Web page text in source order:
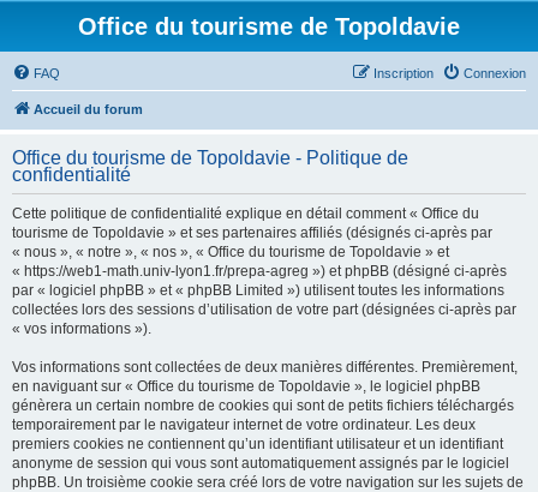
Office du tourisme de Topoldavie
FAQ Connexion
Inscription
Accueil du forum
Office du tourisme de Topoldavie - Politique de
confidentialité
Cette politique de confidentialité explique en détail comment « Office du
tourisme de Topoldavie » et ses partenaires affiliés (désignés ci-après par
« nous », « notre », « nos », « Office du tourisme de Topoldavie » et
« https://web1-math.univ-lyon1.fr/prepa-agreg ») et phpBB (désigné ci-après
par « logiciel phpBB » et « phpBB Limited ») utilisent toutes les informations
collectées lors des sessions d’utilisation de votre part (désignées ci-après par
« vos informations »).
Vos informations sont collectées de deux manières différentes. Premièrement,
en naviguant sur « Office du tourisme de Topoldavie », le logiciel phpBB
génèrera un certain nombre de cookies qui sont de petits fichiers téléchargés
temporairement par le navigateur internet de votre ordinateur. Les deux
premiers cookies ne contiennent qu’un identifiant utilisateur et un identifiant
anonyme de session qui vous sont automatiquement assignés par le logiciel
phpBB. Un troisième cookie sera créé lors de votre navigation sur les sujets de